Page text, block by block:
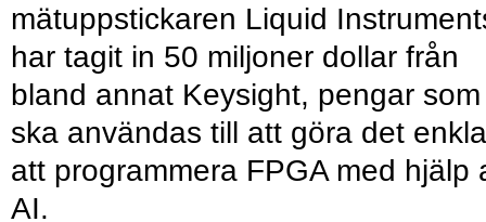
mätuppstickaren Liquid
har tagit in 50 miljoner dollar från
bland annat Keysight, pengar som
ska användas till att göra det
att programmera FPGA med hjälp
AI.